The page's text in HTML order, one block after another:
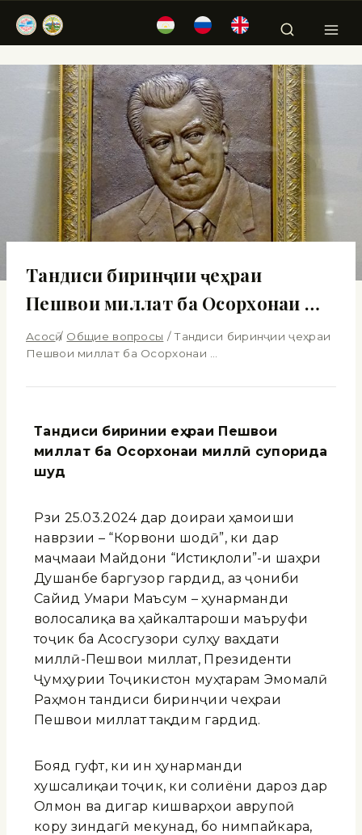
Тандиси биринҷии ҷеҳраи
Пешвои миллат ба Осорхонаи …
Асосӣ / Общие вопросы / Тандиси биринҷии ҷеҳраи
Пешвои миллат ба Осорхонаи …
Тандиси биринҷии ҷеҳраи Пешвои
миллат ба Осорхонаи миллӣ супорида
шуд
Рӯзи 25.03.2024 дар доираи ҳамоиши
наврӯзии – “Корвони шодӣ”, ки дар
маҷмааи Майдони “Истиқлоли”-и шаҳри
Душанбе баргузор гардид, аз ҷониби
Сайид Умари Маъсум – ҳунарманди
волосалиқа ва ҳайкалтароши маъруфи
тоҷик ба Асосгузори сулҳу ваҳдати
миллӣ-Пешвои миллат, Президенти
Ҷумҳурии Тоҷикистон муҳтарам Эмомалӣ
Раҳмон тандиси биринҷии чеҳраи
Пешвои миллат тақдим гардид.
Бояд гуфт, ки ин ҳунарманди
хушсалиқаи тоҷик, ки солиёни дароз дар
Олмон ва дигар кишварҳои аврупоӣ
кору зиндагӣ мекунад, бо нимпайкара,